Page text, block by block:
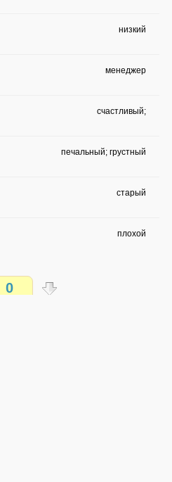
низкий
менеджер
счастливый;
печальный; грустный
старый
плохой
0